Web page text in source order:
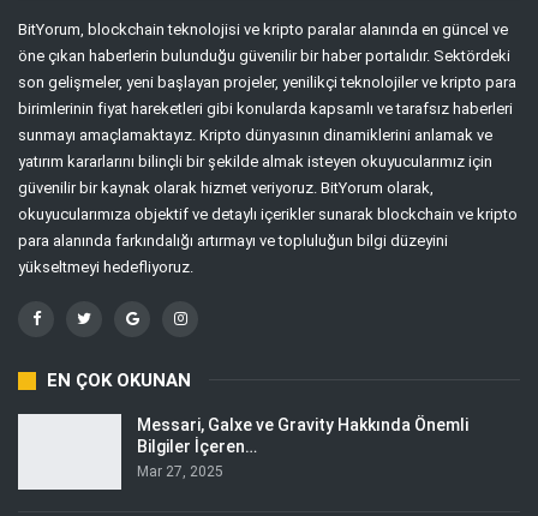
BitYorum, blockchain teknolojisi ve kripto paralar alanında en güncel ve
öne çıkan haberlerin bulunduğu güvenilir bir haber portalıdır. Sektördeki
son gelişmeler, yeni başlayan projeler, yenilikçi teknolojiler ve kripto para
birimlerinin fiyat hareketleri gibi konularda kapsamlı ve tarafsız haberleri
sunmayı amaçlamaktayız. Kripto dünyasının dinamiklerini anlamak ve
yatırım kararlarını bilinçli bir şekilde almak isteyen okuyucularımız için
güvenilir bir kaynak olarak hizmet veriyoruz. BitYorum olarak,
okuyucularımıza objektif ve detaylı içerikler sunarak blockchain ve kripto
para alanında farkındalığı artırmayı ve topluluğun bilgi düzeyini
yükseltmeyi hedefliyoruz.
EN ÇOK OKUNAN
Messari, Galxe ve Gravity Hakkında Önemli
Bilgiler İçeren…
Mar 27, 2025